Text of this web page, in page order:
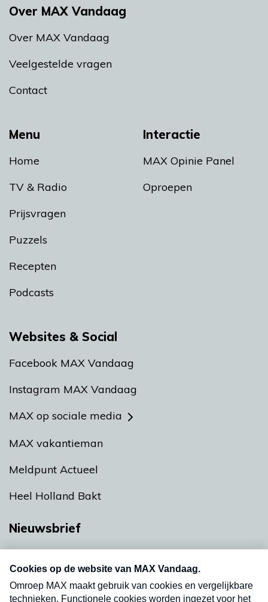
Menu
Home
TV & Radio
Prijsvragen
Puzzels
Recepten
Podcasts
Interactie
MAX Opinie Panel
Oproepen
Over MAX Vandaag
Over MAX Vandaag
Veelgestelde vragen
Contact
Websites & Social
Facebook MAX Vandaag
Instagram MAX Vandaag
MAX op sociale media
MAX vakantieman
Meldpunt Actueel
Heel Holland Bakt
Nieuwsbrief
nieuwsbrief. Elke vrijdag- en dinsdagochtend in
uw mailbox.